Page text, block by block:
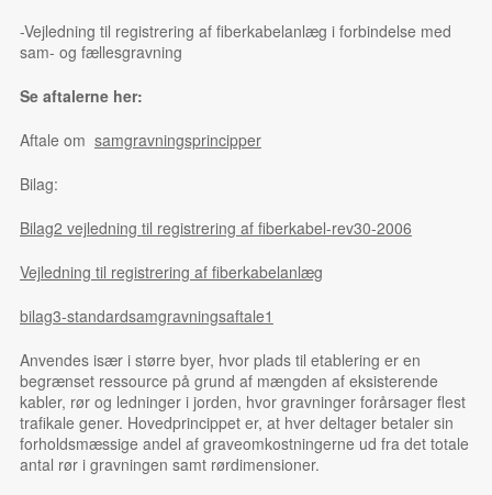
-Vejledning til registrering af fiberkabelanlæg i forbindelse med
sam- og fællesgravning
Se aftalerne her:
Aftale om samgravningsprincipper
Bilag:
Bilag2 vejledning til registrering af fiberkabel-rev30-2006
Vejledning til registrering af fiberkabelanlæg
bilag3-standardsamgravningsaftale1
Anvendes især i større byer, hvor plads til etablering er en
begrænset ressource på grund af mængden af eksisterende
kabler, rør og ledninger i jorden, hvor gravninger forårsager flest
trafikale gener. Hovedprincippet er, at hver deltager betaler sin
forholdsmæssige andel af graveomkostningerne ud fra det totale
antal rør i gravningen samt rørdimensioner.